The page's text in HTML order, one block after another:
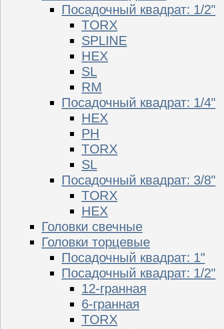
Посадочный квадрат: 1/2"
TORX
SPLINE
HEX
SL
RM
Посадочный квадрат: 1/4"
HEX
PH
TORX
SL
Посадочный квадрат: 3/8"
TORX
HEX
Головки свечные
Головки торцевые
Посадочный квадрат: 1"
Посадочный квадрат: 1/2"
12-гранная
6-гранная
TORX